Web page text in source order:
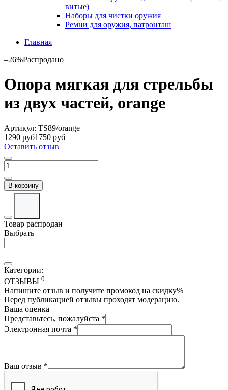
витые)
Наборы для чистки оружия
Ремни для оружия, патронташ
Главная
–26%Распродано
Опора мягкая для стрельбы
из двух частей, orange
Артикул: TS89/orange
1290 руб1750 руб
Оставить отзыв
В корзину
Товар распродан
Выбрать
Категории:
ОТЗЫВЫ 0
Напишите отзыв и получите промокод на скидку%
Перед публикацией отзывы проходят модерацию.
Ваша оценка
Представьтесь, пожалуйста *
Электронная почта *
Ваш отзыв *